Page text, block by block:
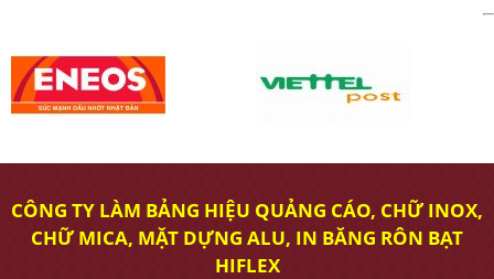
CÔNG TY LÀM BẢNG HIỆU QUẢNG CÁO, CHỮ INOX,
CHỮ MICA, MẶT DỰNG ALU, IN BĂNG RÔN BẠT
HIFLEX